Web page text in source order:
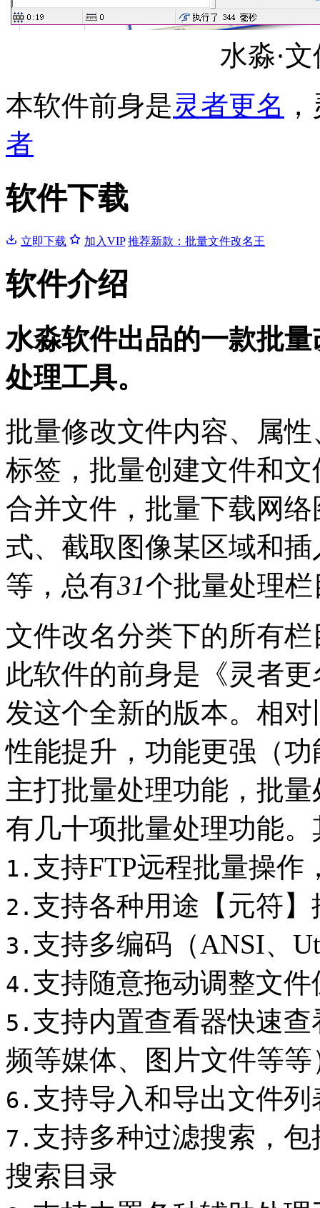
水淼·
本软件前身是灵者更名
者
软件下载
立即下载 加入VIP 推荐新款：批量文件改名王
软件介绍
水淼软件出品的一款批
处理工具。
批量修改文件内容、属
标签，批量创建文件和
合并文件，批量下载网
式、截取图像某区域和
等，总有31个批量处理栏
文件改名分类下的所有
此软件的前身是《灵者
发这个全新的版本。相
性能提升，功能更强（
主打批量处理功能，批
有几十项批量处理功能
1. 支持FTP远程批量操作
2. 支持各种用途【元符】
3. 支持多编码（ANSI、
4. 支持随意拖动调整文件
5. 支持内置查看器快速
频等媒体、图片文件等等
6. 支持导入和导出文件列
7. 支持多种过滤搜索，
搜索目录